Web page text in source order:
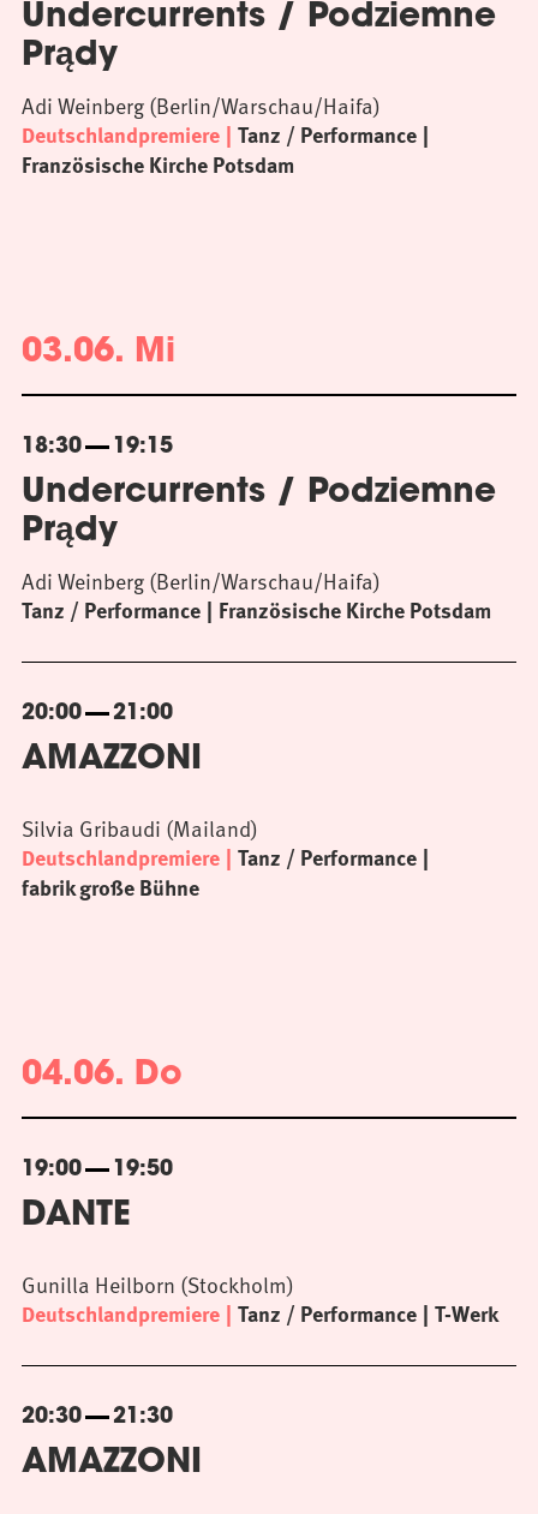
Undercurrents / Podziemne
Prądy
Deutschlandpremiere Tanz / Performance
Französische Kirche Potsdam
Adi Weinberg (Berlin/Warschau/Haifa)
03.06. Mi
18:30 19:15
Undercurrents / Podziemne
Prądy
Tanz / Performance Französische Kirche Potsdam
Adi Weinberg (Berlin/Warschau/Haifa)
20:00 21:00
AMAZZONI
Deutschlandpremiere Tanz / Performance
fabrik große Bühne
Silvia Gribaudi (Mailand)
04.06. Do
19:00 19:50
DANTE
Deutschlandpremiere Tanz / Performance T-Werk
Gunilla Heilborn (Stockholm)
20:30 21:30
AMAZZONI